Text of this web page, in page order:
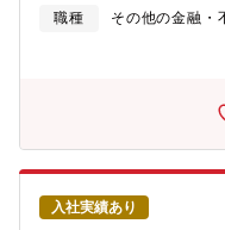
質管理: 引受ガイドライ
レゼンテーションや交渉
確認を行う。・ビジネス
し、革新的なサービスを
営業部門とのコミュニケ
する。営業担当者と共に
の同行で直接ヒアリング
かつ柔軟なコミュニケー
職種
その他の金融・
入社実績あり